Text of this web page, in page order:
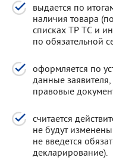
выдается по
наличия товара
списках ТР ТС и
по обязательной
оформляется по
данные
правовые
считается
не будут изменены
не введется
декларирование).